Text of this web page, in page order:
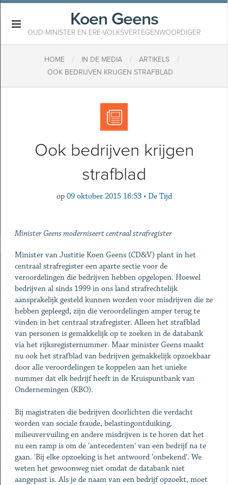
Koen Geens
OUD-MINISTER EN ERE-VOLKSVERTEGENWOORDIGER
HOME / IN DE MEDIA / ARTIKELS /
OOK BEDRIJVEN KRIJGEN STRAFBLAD
Ook bedrijven krijgen
strafblad
op 09 oktober 2015 16:53 • De Tijd
Minister Geens moderniseert centraal strafregister
Minister van Justitie Koen Geens (CD&V) plant in het
centraal strafregister een aparte sectie voor de
veroordelingen die bedrijven hebben opgelopen. Hoewel
bedrijven al sinds 1999 in ons land strafrechtelijk
aansprakelijk gesteld kunnen worden voor misdrijven die ze
hebben gepleegd, zijn die veroordelingen amper terug te
vinden in het centraal strafregister. Alleen het strafblad
van personen is gemakkelijk op te zoeken in de databank
via het rijksregisternummer. Maar minister Geens maakt
nu ook het strafblad van bedrijven gemakkelijk opzoekbaar
door alle veroordelingen te koppelen aan het unieke
nummer dat elk bedrijf heeft in de Kruispuntbank van
Ondernemingen (KBO).
Bij magistraten die bedrijven doorlichten die verdacht
worden van sociale fraude, belastingontduiking,
milieuvervuiling en andere misdrijven is te horen dat het
nu een ramp is om de 'antecedenten' van een bedrijf na te
gaan. 'Bij elke opzoeking is het antwoord 'onbekend'. We
weten het gewoonweg niet omdat de databank niet
aangepast is. Als je de naam van een bedrijf opzoekt, moet